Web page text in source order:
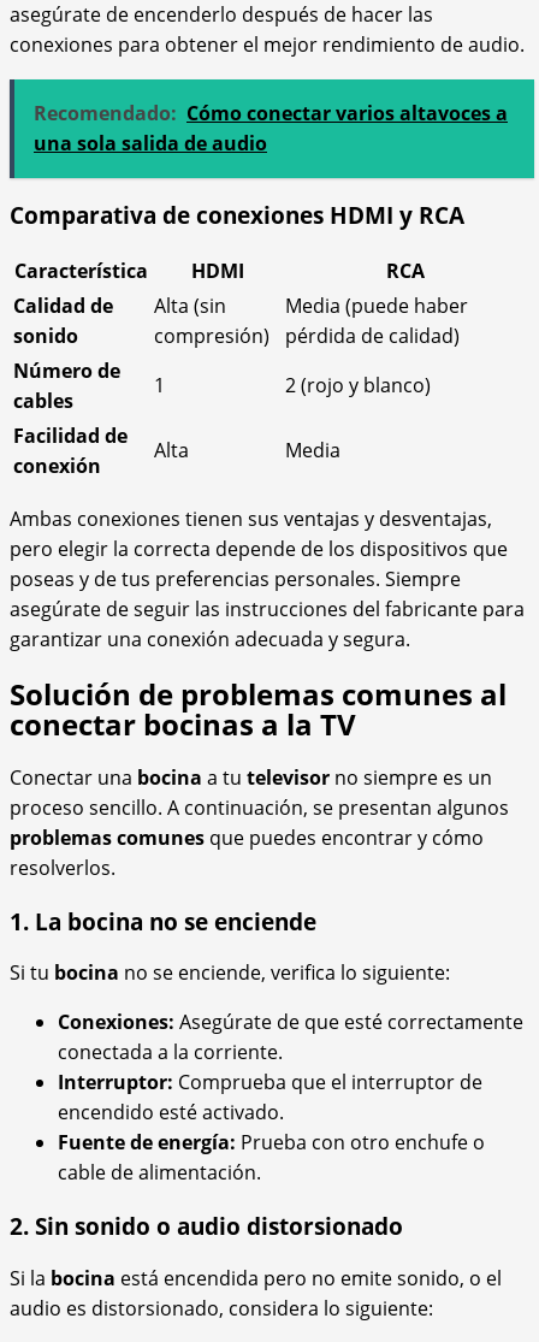
asegúrate de encenderlo después de hacer las
conexiones para obtener el mejor rendimiento de audio.
Recomendado: Cómo conectar varios altavoces a
una sola salida de audio
Comparativa de conexiones HDMI y RCA
Característica HDMI
RCA
Calidad de
sonido
Alta (sin
compresión)
Media (puede haber
pérdida de calidad)
Número de
cables
1
2 (rojo y blanco)
Facilidad de
conexión
Alta Media
Ambas conexiones tienen sus ventajas y desventajas,
pero elegir la correcta depende de los dispositivos que
poseas y de tus preferencias personales. Siempre
asegúrate de seguir las instrucciones del fabricante para
garantizar una conexión adecuada y segura.
Solución de problemas comunes al
conectar bocinas a la TV
Conectar una bocina a tu televisor no siempre es un
proceso sencillo. A continuación, se presentan algunos
problemas comunes que puedes encontrar y cómo
resolverlos.
1. La bocina no se enciende
Si tu bocina no se enciende, verifica lo siguiente:
Conexiones: Asegúrate de que esté correctamente
conectada a la corriente.
Interruptor: Comprueba que el interruptor de
encendido esté activado.
Fuente de energía: Prueba con otro enchufe o
cable de alimentación.
2. Sin sonido o audio distorsionado
Si la bocina está encendida pero no emite sonido, o el
audio es distorsionado, considera lo siguiente: